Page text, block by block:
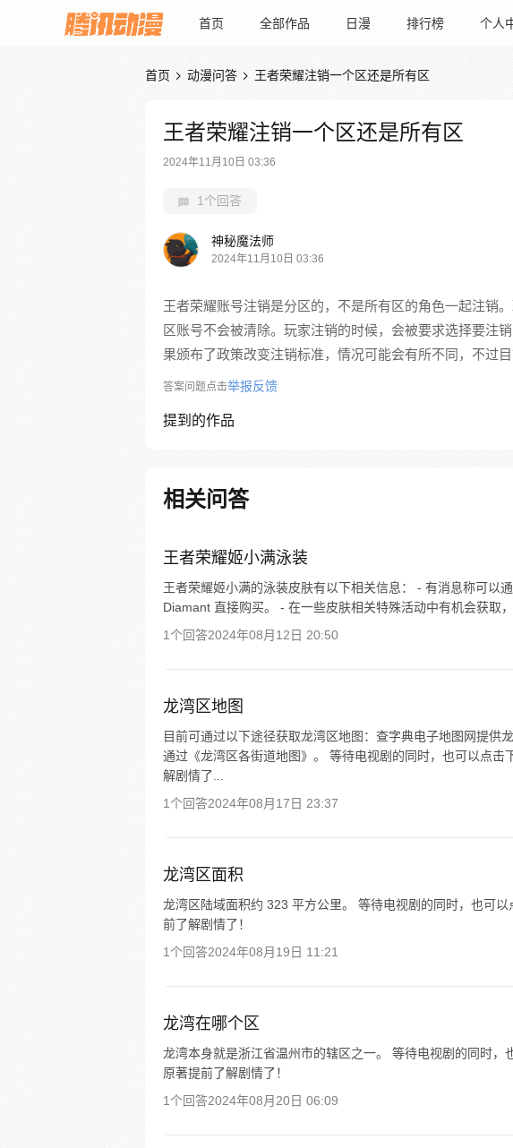
首页 全部作品 日漫 排行榜 个人
首页  动漫问答  王者荣耀注销一个区还是所有区
王者荣耀注销一个区还是所有区
2024年11月10日 03:36
1个回答
神秘魔法师
2024年11月10日 03:36
王者荣耀账号注销是分区的，不是所有区的角色一起注销
区账号不会被清除。玩家注销的时候，会被要求选择要注
果颁布了政策改变注销标准，情况可能会有所不同，不过目
答案问题点击举报反馈
提到的作品
相关问答
王者荣耀姬小满泳装
王者荣耀姬小满的泳装皮肤有以下相关信息： - 有消息称可以
Diamant 直接购买。 - 在一些皮肤相关特殊活动中有机会获取
1个回答2024年08月12日 20:50
龙湾区地图
目前可通过以下途径获取龙湾区地图：查字典电子地图网提供
通过《龙湾区各街道地图》。 等待电视剧的同时，也可以点击
解剧情了...
1个回答2024年08月17日 23:37
龙湾区面积
龙湾区陆域面积约 323 平方公里。 等待电视剧的同时，也可
前了解剧情了！
1个回答2024年08月19日 11:21
龙湾在哪个区
龙湾本身就是浙江省温州市的辖区之一。 等待电视剧的同时，
原著提前了解剧情了！
1个回答2024年08月20日 06:09